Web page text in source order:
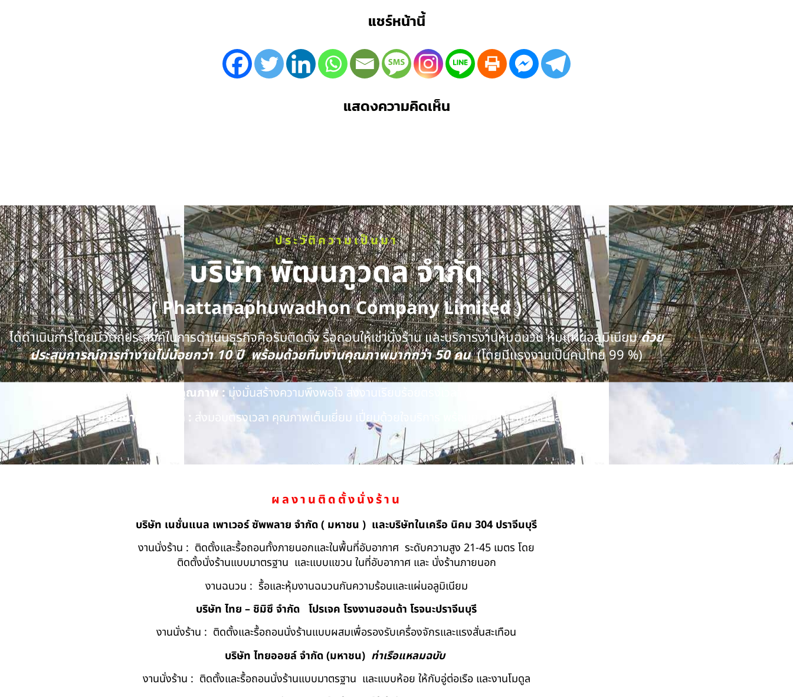
แชร์หน้านี้
แสดงความคิดเห็น
ประวัติความเป็นมา
บริษัท พัฒนภูวดล จำกัด
( Phattanaphuwadhon Company Limited )
ได้ดำเนินการโดยมีวัตถุประสงค์ในการดำเนินธุรกิจคือรับติดตั้ง รื้อถอนให้เช่านั่งร้าน และบริการงานหุ้มฉนวน หุ้มแผ่นอลูมิเนียมด้วย
ประสบการณ์การทำงานไม่น้อยกว่า 10 ปี พร้อมด้วยทีมงานคุณภาพมากกว่า 50 คน(โดยมีแรงงานเป็นคนไทย 99 %)
นโยบายด้านคุณภาพ : มุ่งมั่นสร้างความพึงพอใจ ส่งงานเรียบร้อยตรงเวลา ด้วยทีมงานคุณภาพ
ปรัชญาของบริษัท : ส่งมอบตรงเวลา คุณภาพเต็มเยี่ยม เปี่ยมด้วยใจบริการ พร้อมความชำนาญหลายสิบปี
ผลงานติดตั้งนั่งร้าน
บริษัท เนชั่นแนล เพาเวอร์ ซัพพลาย จำกัด ( มหาชน ) และบริษัทในเครือ นิคม 304 ปราจีนบุรี
งานนั่งร้าน : ติดตั้งและรื้อถอนทั้งภายนอกและในพื้นที่อับอากาศ ระดับความสูง 21-45 เมตร โดย
ติดตั้งนั่งร้านแบบมาตรฐาน และแบบแขวน ในที่อับอากาศ และ นั่งร้านภายนอก
งานฉนวน : รื้อและหุ้มงานฉนวนกันความร้อนและแผ่นอลูมิเนียม
บริษัท ไทย – ชิมิซึ จำกัด โปรเจค โรงงานฮอนด้า โรจนะปราจีนบุรี
งานนั่งร้าน : ติดตั้งและรื้อถอนนั่งร้านแบบผสมเพื่อรองรับเครื่องจักรและแรงสั่นสะเทือน
บริษัท ไทยออยล์ จํากัด (มหาชน) ท่าเรือแหลมฉบับ
งานนั่งร้าน : ติดตั้งและรื้อถอนนั่งร้านแบบมาตรฐาน และแบบห้อย ให้กับอู่ต่อเรือ และงานโมดูล